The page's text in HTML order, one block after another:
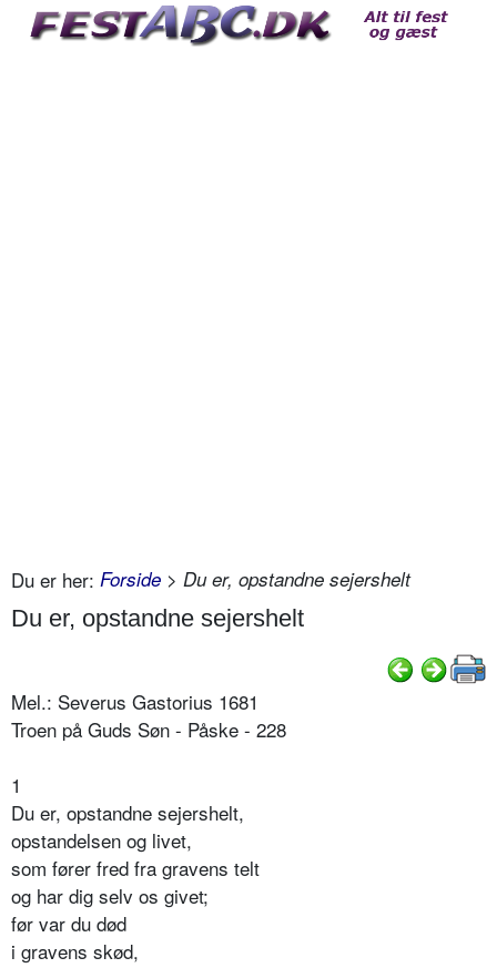
Du er her: Forside > Du er, opstandne sejershelt
Du er, opstandne sejershelt
Mel.: Severus Gastorius 1681
Troen på Guds Søn - Påske - 228
1
Du er, opstandne sejershelt,
opstandelsen og livet,
som fører fred fra gravens telt
og har dig selv os givet;
før var du død
i gravens skød,